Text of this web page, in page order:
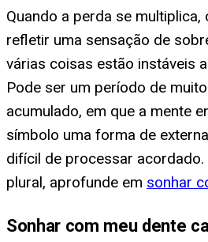
Quando a perda se multiplica,
refletir uma sensação de
várias coisas estão instáveis
Pode ser um período de
acumulado, em que a mente
símbolo uma forma de
difícil de processar acordado.
plural, aprofunde em sonhar
Sonhar com meu dente